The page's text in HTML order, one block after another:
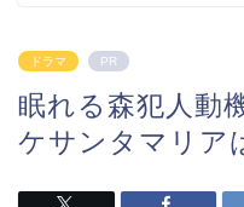
ドラマ PR
眠れる森犯人動
ケサンタマリア